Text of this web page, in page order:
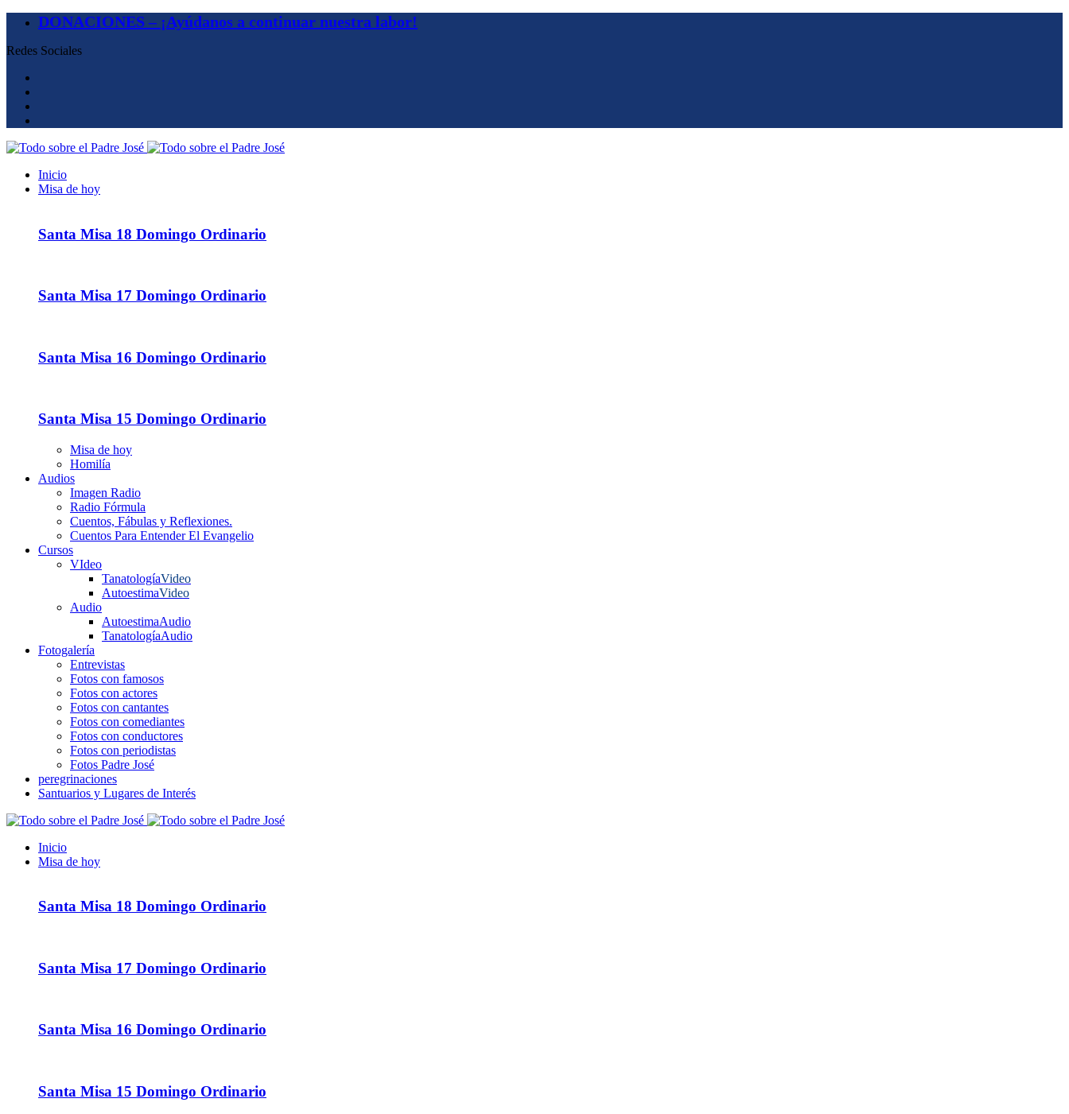
DONACIONES – ¡Ayúdanos a continuar nuestra labor!
Redes Sociales
Inicio
Misa de hoy
Santa Misa 18 Domingo Ordinario
Santa Misa 17 Domingo Ordinario
Santa Misa 16 Domingo Ordinario
Santa Misa 15 Domingo Ordinario
Misa de hoy
Homilía
Audios
Imagen Radio
Radio Fórmula
Cuentos, Fábulas y Reflexiones.
Cuentos Para Entender El Evangelio
Cursos
VIdeo
TanatologíaVideo
AutoestimaVideo
Audio
AutoestimaAudio
TanatologíaAudio
Fotogalería
Entrevistas
Fotos con famosos
Fotos con actores
Fotos con cantantes
Fotos con comediantes
Fotos con conductores
Fotos con periodistas
Fotos Padre José
peregrinaciones
Santuarios y Lugares de Interés
Inicio
Misa de hoy
Santa Misa 18 Domingo Ordinario
Santa Misa 17 Domingo Ordinario
Santa Misa 16 Domingo Ordinario
Santa Misa 15 Domingo Ordinario